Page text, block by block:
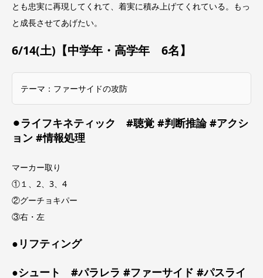
とも忠実に再現してくれて、着実に積み上げてくれている。もっ
と成長させてあげたい。
6/14(土)【中学年・高学年 6名】
テーマ：ファーサイドの攻防
⚫︎ライフキネティック #聴覚 #判断推論 #アクシ
ョン #情報処理
マーカー取り
①１、2、3、4
②グーチョキパー
③右・左
●リフティング
●シュート #パラレラ #ファーサイド #パスライ